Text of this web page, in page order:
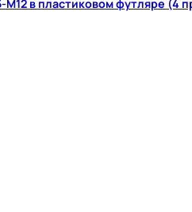
в пластиковом футляре (4